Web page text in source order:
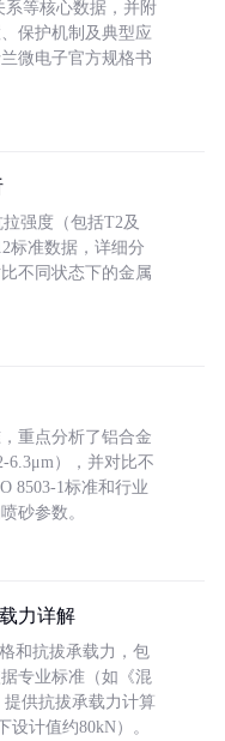
系等核心数据，并附
保护机制及典型应
微电子官方规格书
强度（包括T2及
标准数据，详细分
不同状态下的金属
重点分析了铝合金
6.3μm），并对比不
8503-1标准和行业
砂参数。
力详解
和抗拔承载力，包
专业标准（如《混
提供抗拔承载力计算
计值约80kN）。